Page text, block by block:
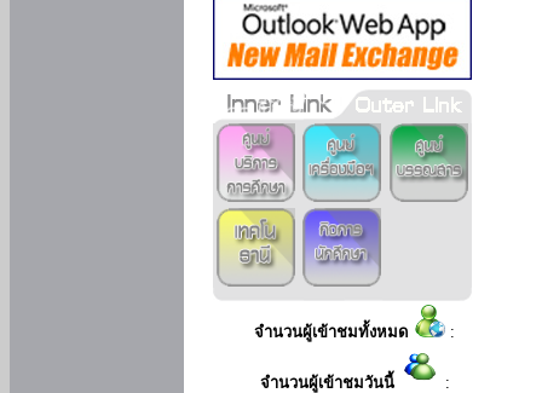
จำนวนผู้เข้าชมทั้งหมด :
จำนวนผู้เข้าชมวันนี้ :